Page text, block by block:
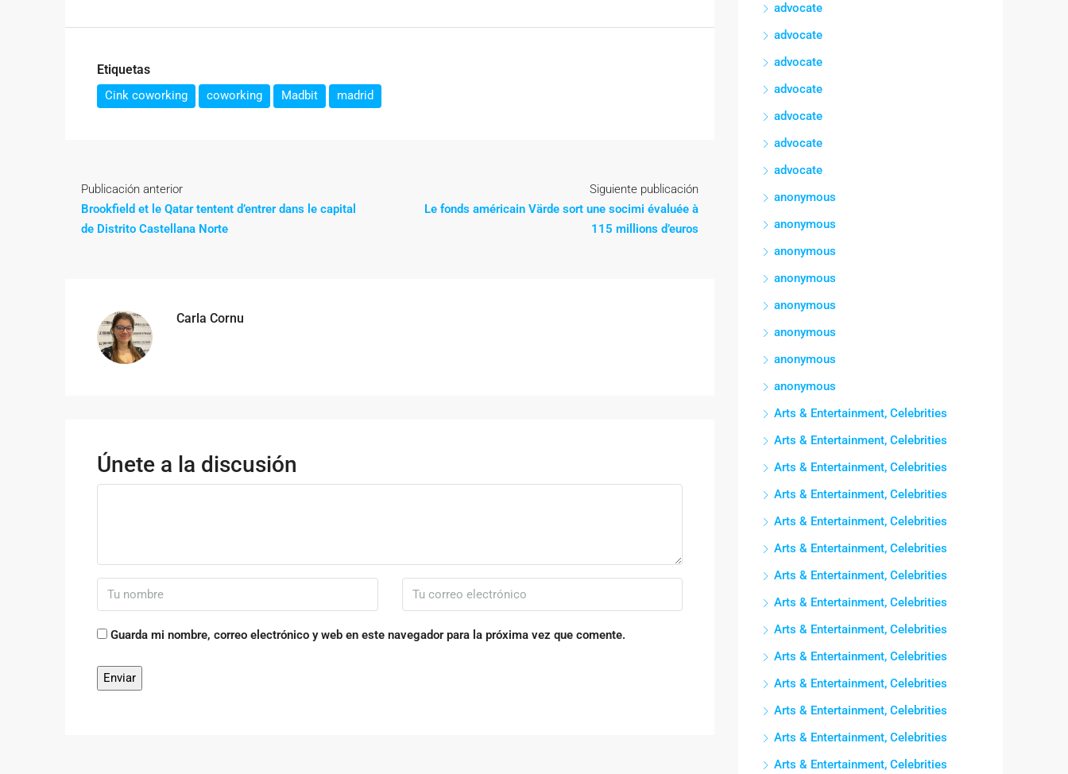
Etiquetas
Cink coworking coworking Madbit madrid
Publicación anterior
Brookfield et le Qatar tentent d’entrer dans le capital
de Distrito Castellana Norte
Siguiente publicación
Le fonds américain Värde sort une socimi évaluée à
115 millions d’euros
Carla Cornu
Únete a la discusión
Guarda mi nombre, correo electrónico y web en este navegador para la próxima vez que comente.
advocate
advocate
advocate
advocate
advocate
advocate
advocate
anonymous
anonymous
anonymous
anonymous
anonymous
anonymous
anonymous
anonymous
Arts & Entertainment, Celebrities
Arts & Entertainment, Celebrities
Arts & Entertainment, Celebrities
Arts & Entertainment, Celebrities
Arts & Entertainment, Celebrities
Arts & Entertainment, Celebrities
Arts & Entertainment, Celebrities
Arts & Entertainment, Celebrities
Arts & Entertainment, Celebrities
Arts & Entertainment, Celebrities
Arts & Entertainment, Celebrities
Arts & Entertainment, Celebrities
Arts & Entertainment, Celebrities
Arts & Entertainment, Celebrities